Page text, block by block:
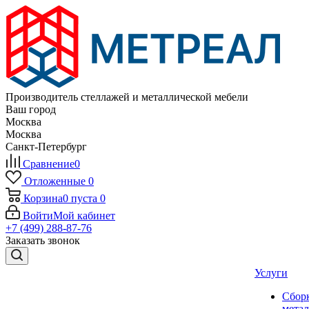
Производитель стеллажей и металлической мебели
Ваш город
Москва
Москва
Санкт-Петербург
Сравнение0
Отложенные 0
Корзина0 пуста 0
ВойтиМой кабинет
+7 (499) 288-87-76
Заказать звонок
Услуги